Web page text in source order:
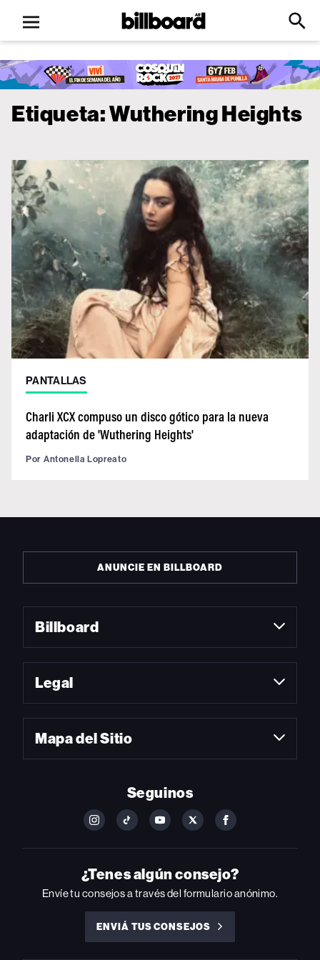
Open
menu
Billboard
Click
Input
Etiqueta:Wuthering Heights
PANTALLAS
Charli XCX compuso un disco gótico para la nueva
adaptación de 'Wuthering Heights'
Por Antonella Lopreato
ANUNCIE EN BILLBOARD
Billboard
Legal
Mapa del Sitio
Seguinos
FOLLOW
ON
INSTAGRAM
FOLLOW
ON
YOUTUBE
FOLLOW
ON
YOUTUBE
FOLLOW
ON
FOLLOW
ON
FACEBOOK
¿Tenes algún consejo?
Envíe tu consejos a través del formulario anónimo.
ENVIÁ TUS CONSEJOS
ENVIÁ